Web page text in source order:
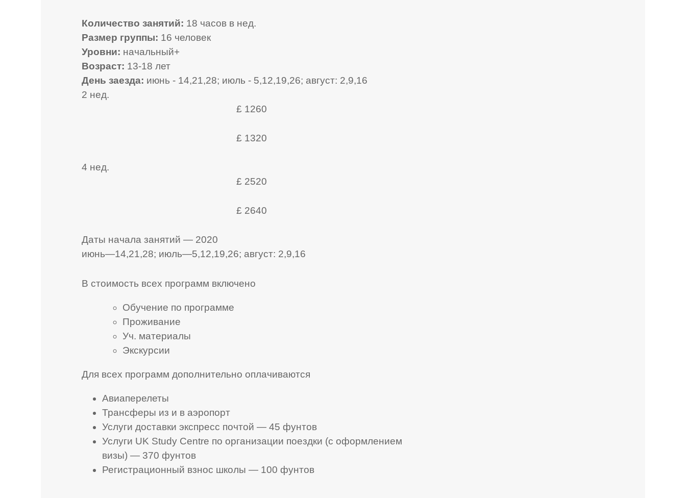
Количество занятий: 18 часов в нед.
Размер группы: 16 человек
Уровни: начальный+
Возраст: 13-18 лет
День заезда: июнь - 14,21,28; июль - 5,12,19,26; август: 2,9,16
2 нед.
£ 1260
£ 1320
4 нед.
£ 2520
£ 2640
Даты начала занятий — 2020
июнь—14,21,28; июль—5,12,19,26; август: 2,9,16
В стоимость всех программ включено
Обучение по программе
Проживание
Уч. материалы
Экскурсии
Для всех программ дополнительно оплачиваются
Авиаперелеты
Трансферы из и в аэропорт
Услуги доставки экспресс почтой — 45 фунтов
Услуги UK Study Centre по организации поездки (с оформлением
визы) — 370 фунтов
Регистрационный взнос школы — 100 фунтов